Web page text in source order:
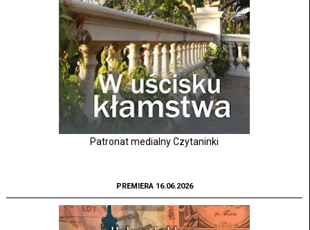
Patronat medialny Czytaninki
PREMIERA 16.06.2026